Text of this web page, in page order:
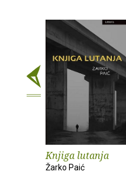
Knjiga lutanja
Žarko Paić